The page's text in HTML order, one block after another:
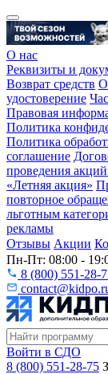
О нас
Реквизиты и
Возврат средств
удостоверение
Правовая
Политика
Политика
соглашение
проведения
«Летняя акция»
повторное
льготным
рекламы
Отзывы Акции
Пн-Пт: 08:00 -
8 (800) 551-28-
Войти в СДО
8 (800) 551-28-75